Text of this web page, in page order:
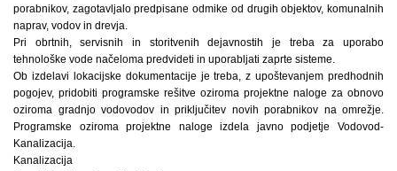
porabnikov, zagotavljalo predpisane odmike od drugih objektov, komunalnih
naprav, vodov in drevja.
Pri obrtnih, servisnih in storitvenih dejavnostih je treba za uporabo
tehnološke vode načeloma predvideti in uporabljati zaprte sisteme.
Ob izdelavi lokacijske dokumentacije je treba, z upoštevanjem predhodnih
pogojev, pridobiti programske rešitve oziroma projektne naloge za obnovo
oziroma gradnjo vodovodov in priključitev novih porabnikov na omrežje.
Programske oziroma projektne naloge izdela javno podjetje Vodovod-
Kanalizacija.
Kanalizacija